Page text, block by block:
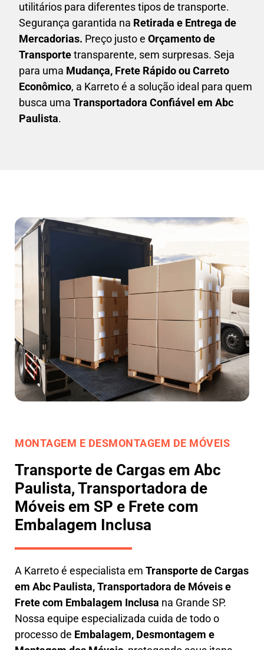
utilitários para diferentes tipos de transporte.
Segurança garantida na Retirada e Entrega de
Mercadorias. Preço justo e Orçamento de
Transportetransparente, sem surpresas. Seja
para uma Mudança, Frete Rápido ou Carreto
Econômico, a Karretoé a solução ideal para quem
busca uma Transportadora Confiável em Abc
Paulista.
MONTAGEM E DESMONTAGEM DE MÓVEIS
Transporte de Cargas em Abc
Paulista, Transportadora de
Móveis em SP e Frete com
Embalagem Inclusa
A Karretoé especialista em Transporte de Cargas
em Abc Paulista,Transportadora de Móveis e
Frete com Embalagem Inclusa na Grande SP.
Nossa equipe especializada cuida de todo o
processo de Embalagem, Desmontagem e